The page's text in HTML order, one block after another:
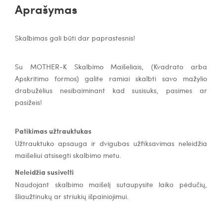
Aprašymas
Skalbimas gali būti dar paprastesnis!
Su MOTHER-K Skalbimo Maišeliais,(Kvadrato arba
Apskritimo formos) galite ramiai skalbti savo mažylio
drabužėlius nesibaiminant kad susisuks, pasimes ar
pasižeis!
Patikimas užtrauktukas
Užtrauktuko apsauga ir dvigubas užfiksavimas neleidžia
maišeliui atsisegti skalbimo metu.
Neleidžia susivelti
Naudojant skalbimo maišelį sutaupysite laiko pėdučių,
šliaužtinukų ar striukių išpainiojimui.